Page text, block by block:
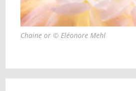
Chaine or © Eléonore Mehl